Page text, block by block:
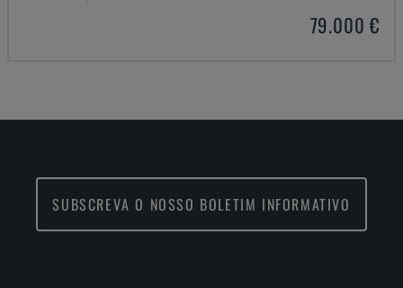
79.000 €
SUBSCREVA O NOSSO BOLETIM INFORMATIVO